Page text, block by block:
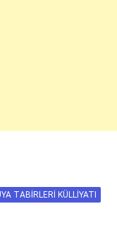
TABIRLERI KÜLLIYATI